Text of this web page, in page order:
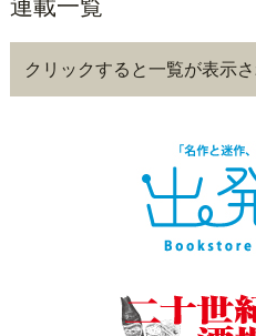
連載一覧
クリックすると一覧が表示